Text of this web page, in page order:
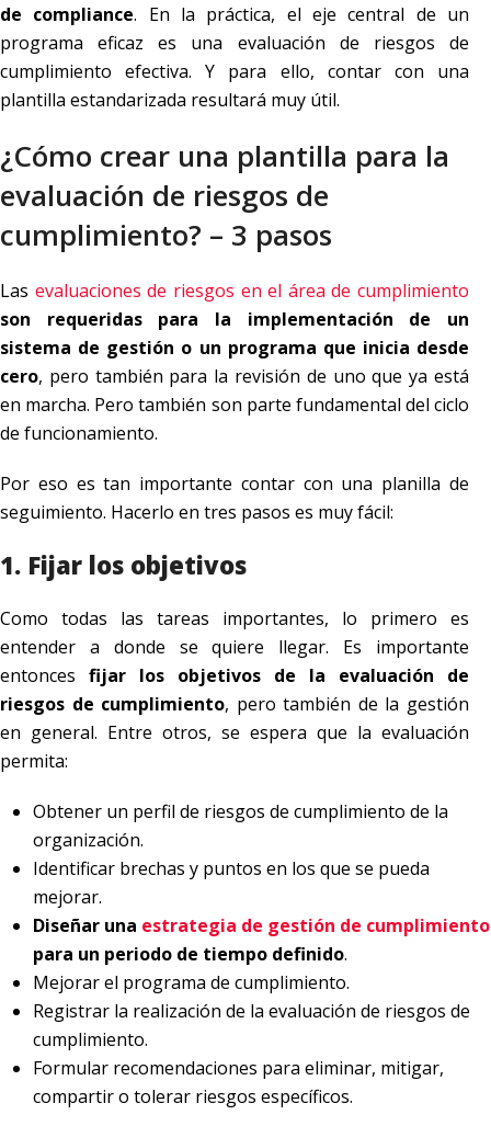
de compliance. En la práctica, el eje central de un
programa eficaz es una evaluación de riesgos de
cumplimiento efectiva. Y para ello, contar con una
plantilla estandarizada resultará muy útil.
¿Cómo crear una plantilla para la
evaluación de riesgos de
cumplimiento? – 3 pasos
Las evaluaciones de riesgos en el área de cumplimiento
son requeridas para la implementación de un
sistema de gestión o un programa que inicia desde
cero, pero también para la revisión de uno que ya está
en marcha. Pero también son parte fundamental del ciclo
de funcionamiento.
Por eso es tan importante contar con una planilla de
seguimiento. Hacerlo en tres pasos es muy fácil:
1. Fijar los objetivos
Como todas las tareas importantes, lo primero es
entender a donde se quiere llegar. Es importante
entonces fijar los objetivos de la evaluación de
riesgos de cumplimiento, pero también de la gestión
en general. Entre otros, se espera que la evaluación
permita:
Obtener un perfil de riesgos de cumplimiento de la
organización.
Identificar brechas y puntos en los que se pueda
mejorar.
Diseñar una estrategia de gestión de cumplimiento
para un periodo de tiempo definido.
Mejorar el programa de cumplimiento.
Registrar la realización de la evaluación de riesgos de
cumplimiento.
Formular recomendaciones para eliminar, mitigar,
compartir o tolerar riesgos específicos.